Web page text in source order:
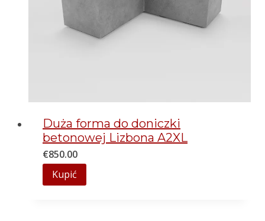
Duża forma do doniczki
betonowej Lizbona A2XL
€850.00
Kupić